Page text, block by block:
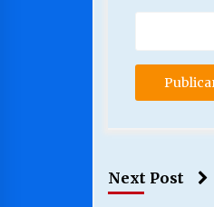
Next Post